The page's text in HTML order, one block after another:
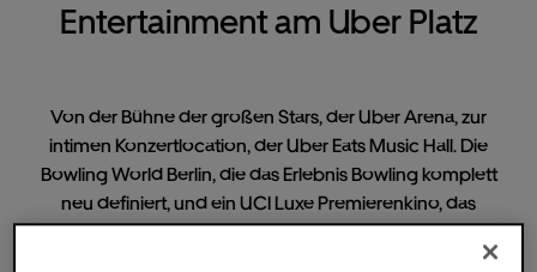
Entertainment am Uber Platz
Von der Bühne der großen Stars, der Uber Arena, zur
intimen Konzertlocation, der Uber Eats Music Hall. Die
Bowling World Berlin, die das Erlebnis Bowling komplett
neu definiert, und ein UCI Luxe Premierenkino, das
deutschlandweit neue Standards setzt. Willkommen am